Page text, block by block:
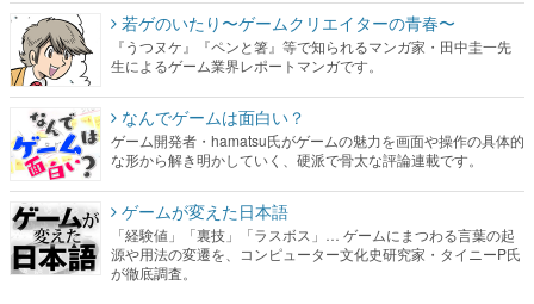
若ゲのいたり〜ゲームクリエイターの青春〜
『うつヌケ』『ペンと箸』等で知られるマンガ家・田中圭一先
生によるゲーム業界レポートマンガです。
なんでゲームは面白い？
ゲーム開発者・hamatsu氏がゲームの魅力を画面や操作の具体的
な形から解き明かしていく、硬派で骨太な評論連載です。
ゲームが変えた日本語
「経験値」「裏技」「ラスボス」… ゲームにまつわる言葉の起
源や用法の変遷を、コンピューター文化史研究家・タイニーP氏
が徹底調査。